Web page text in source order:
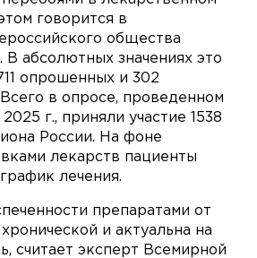
говорится в
общества
абсолютных значениях это
опрошенных и 302
в опросе, проведенном
г., приняли участие 1538
России. На фоне
лекарств пациенты
лечения.
препаратами от
и актуальна на
считает эксперт Всемирной